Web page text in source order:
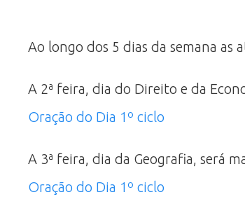
Ao longo dos 5 dias da semana as
A 2ª feira, dia do Direito e da
Oração do Dia 1º ciclo
A 3ª feira, dia da Geografia, será
Oração do Dia 1º ciclo